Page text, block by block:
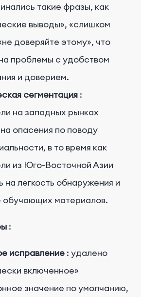
такие фразы, как
выводы», «слишком
доверяйте этому», что
проблемы с удобством
и доверием.
сегментация :
на западных рынках
опасения по поводу
в то время как
из Юго-Восточной Азии
на легкость обнаружения и
обучающих материалов.
:
исправление : удалено
включенное»
значение по умолчанию,